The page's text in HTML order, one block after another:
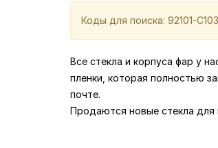
Коды для поиска: 92101-
Все стекла и корпуса фар у
пленки, которая полностью
почте.
Продаются новые стекла для